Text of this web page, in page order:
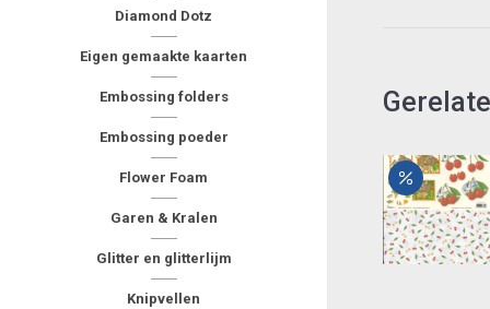
Diamond Dotz
Eigen gemaakte kaarten
Embossing folders
Embossing poeder
Flower Foam
Garen & Kralen
Glitter en glitterlijm
Knipvellen